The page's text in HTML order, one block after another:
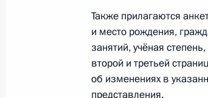
16 мая 2019 года,
Семинар-совещание
государственной
16 мая 2019 года, 16:00
Также прилагаются
и место рождения,
занятий, учёная
второй и третьей
об изменениях в
представления.